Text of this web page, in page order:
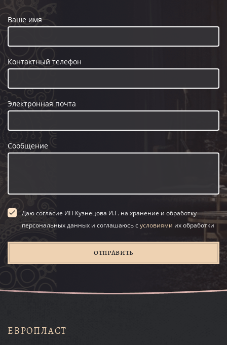
Ваше имя
Контактный телефон
Электронная почта
Сообщение
Даю согласие ИП Кузнецова И.Г. на хранение и обработку
персональных данных и соглашаюсь сусловиями их обработки
ОТПРАВИТЬ
ЕВРОПЛАСТ